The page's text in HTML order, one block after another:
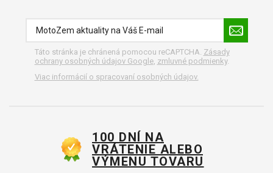
Táto stránka je chránená pomocou reCAPTCHA. Zásady
ochrany osobných údajov Google, zmluvné podmienky.
Viac informácií o spracovaní osobných údajov.
100 DNÍ NA
VRÁTENIE ALEBO
VÝMENU TOVARU